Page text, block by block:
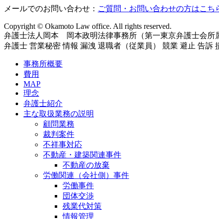
メールでのお問い合わせ： ご質問・お問い合わせの方はこち
Copyright © Okamoto Law office. All rights reserved.
弁護士法人岡本 岡本政明法律事務所（第一東京弁護士会所
弁護士 営業秘密 情報 漏洩 退職者（従業員） 競業 避止 告訴
事務所概要
費用
MAP
理念
弁護士紹介
主な取扱業務の説明
顧問業務
裁判案件
不祥事対応
不動産・建築関連事件
不動産の放棄
労働関連（会社側）事件
労働事件
団体交渉
残業代対策
情報管理